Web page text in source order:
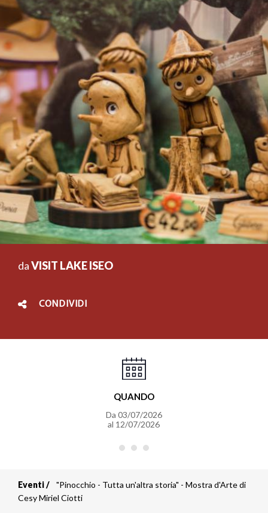
daVISIT LAKE ISEO
CONDIVIDI
QUANDO
Da 03/07/2026
al 12/07/2026
Briciole
Eventi
"Pinocchio - Tutta un'altra storia" - Mostra d'Arte di
Cesy Miriel Ciotti